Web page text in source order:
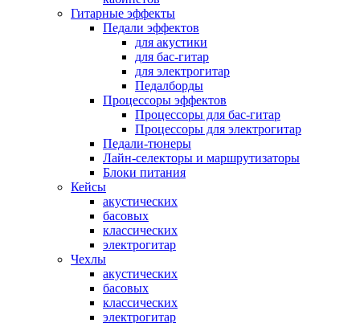
Гитарные эффекты
Педали эффектов
для акустики
для бас-гитар
для электрогитар
Педалборды
Процессоры эффектов
Процессоры для бас-гитар
Процессоры для электрогитар
Педали-тюнеры
Лайн-селекторы и маршрутизаторы
Блоки питания
Кейсы
акустических
басовых
классических
электрогитар
Чехлы
акустических
басовых
классических
электрогитар